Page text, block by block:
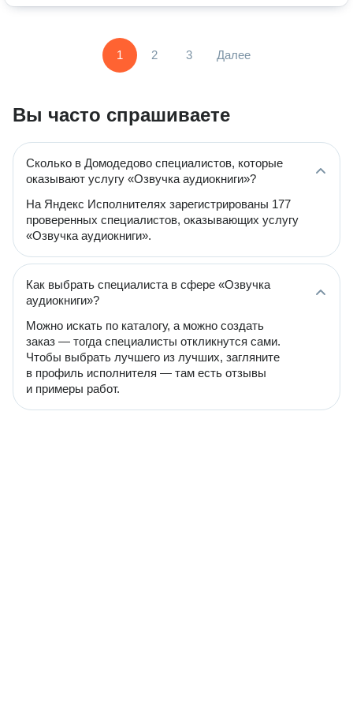
1 2 3 Далее
Вы часто спрашиваете
Сколько в Домодедово специалистов, которые
оказывают услугу «Озвучка аудиокниги»?
На Яндекс Исполнителях зарегистрированы 177
проверенных специалистов, оказывающих услугу
«Озвучка аудиокниги».
Как выбрать специалиста в сфере «Озвучка
аудиокниги»?
Можно искать по каталогу, а можно создать
заказ — тогда специалисты откликнутся сами.
Чтобы выбрать лучшего из лучших, загляните
в профиль исполнителя — там есть отзывы
и примеры работ.